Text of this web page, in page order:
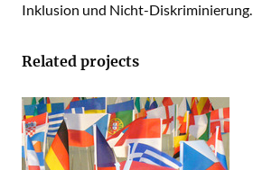
Inklusion und Nicht-Diskriminierung.
Related projects